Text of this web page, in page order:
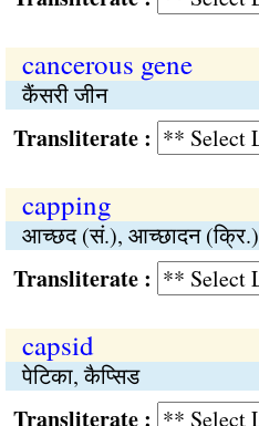
cancerous gene
कैंसरी जीन
:
capping
आच्छद (सं.), आच्छादन (क्रि.)
:
capsid
पेटिका, कैप्सिड
: